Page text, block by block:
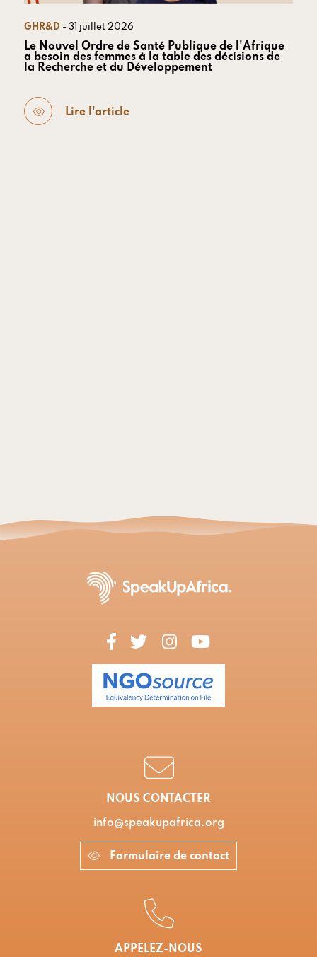
GHR&D - 31 juillet 2026
Le Nouvel Ordre de Santé Publique de l'Afrique
a besoin des femmes à la table des décisions de
la Recherche et du Développement
Lire l'article
NOUS CONTACTER
info@speakupafrica.org
Formulaire de contact
APPELEZ-NOUS